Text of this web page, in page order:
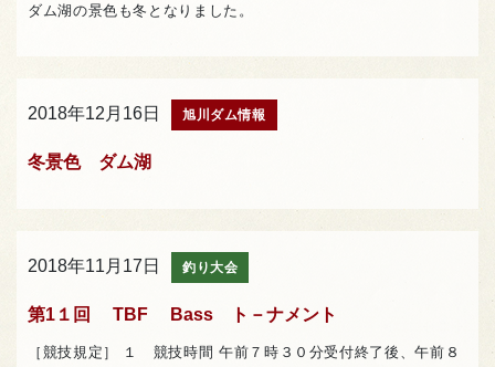
ダム湖の景色も冬となりました。
2018年12月16日 旭川ダム情報
冬景色 ダム湖
2018年11月17日 釣り大会
第1１回 TBF Bass ト－ナメント
［競技規定］ １ 競技時間 午前７時３０分受付終了後、午前８